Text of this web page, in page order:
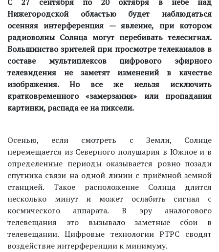
Нижегородской областью будет наблюдаться
осенняя интерференция — явление, при котором
радиоволны Солнца могут перебивать телесигнал.
Большинство зрителей при просмотре телеканалов в
составе мультиплексов цифрового эфирного
телевидения не заметят изменений в качестве
изображения. Но все же нельзя исключить
кратковременного «замерзания» или пропадания
картинки, распада ее на пиксели.
Осенью, если смотреть с Земли, Солнце
перемещается из Северного полушария в Южное и в
определенные периоды оказывается ровно позади
спутника связи на одной линии с приёмной земной
станцией. Такое расположение Солнца длится
несколько минут и может ослабить сигнал с
космического аппарата. В эру аналогового
телевещания это вызывало заметные сбои в
телевещании. Цифровые технологии РТРС сводят
воздействие интерференции к минимуму.